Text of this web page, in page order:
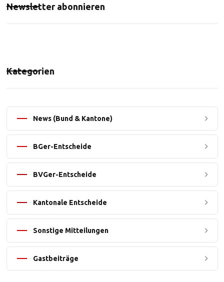
Newsletter abonnieren
Kategorien
News (Bund & Kantone)
BGer-Entscheide
BVGer-Entscheide
Kantonale Entscheide
Sonstige Mitteilungen
Gastbeiträge